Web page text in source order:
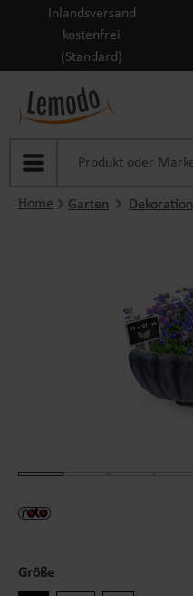
Zum Hauptinhalt springen
Inlandsversand
kostenfrei
(Standard)
Home Garten Dekoration
Größe